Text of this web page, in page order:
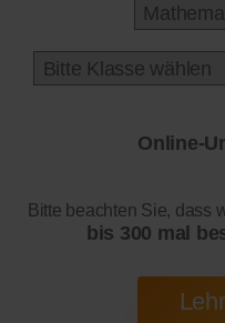
Online-
Bitte beachten Sie, dass
bis 300 mal